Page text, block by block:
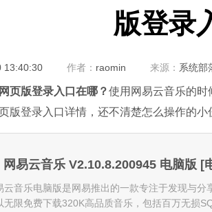
版登录
13:40:30 作者： raomin 来源： 系统部
页版登录入口在哪？使用网易云音乐的时
版登录入口详情，还不清楚怎么操作的
易云音乐 V2.10.8.200945 电脑版 [
云音乐电脑版是网易推出的一款专注于发现与
无限免费下载320K高品质音乐，包括百万无损